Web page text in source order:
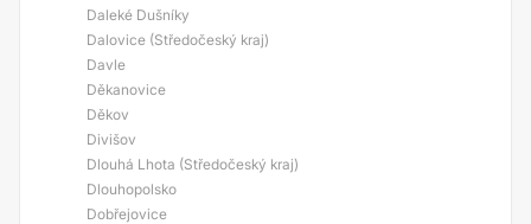
Daleké Dušníky
Dalovice (Středočeský kraj)
Davle
Děkanovice
Děkov
Divišov
Dlouhá Lhota (Středočeský kraj)
Dlouhopolsko
Dobřejovice